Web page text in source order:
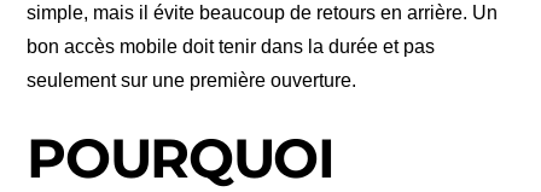
simple, mais il évite beaucoup de retours en arrière. Un
bon accès mobile doit tenir dans la durée et pas
seulement sur une première ouverture.
POURQUOI